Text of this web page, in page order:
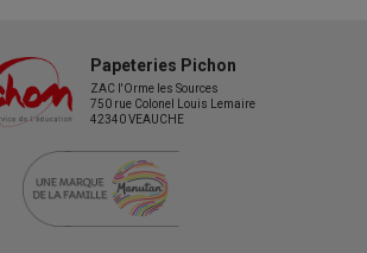
Papeteries Pichon
ZAC l'Orme les Sources
750 rue Colonel Louis Lemaire
42340 VEAUCHE